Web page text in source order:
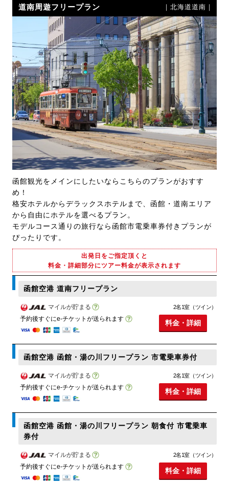
道南周遊フリープラン ｜北海道道南｜
函館観光をメインにしたいならこちらのプランがおすす
め！
格安ホテルからデラックスホテルまで、函館・道南エリア
から自由にホテルを選べるプラン。
モデルコース通りの旅行なら函館市電乗車券付きプランが
ぴったりです。
出発日をご指定頂くと
料金・詳細部分にツアー料金が表示されます
函館空港 道南フリープラン
マイルが貯まる
予約後すぐにe-チケットが送られます
2名1室（ツイン）
料金・詳細
函館空港 函館・湯の川フリープラン 市電乗車券付
マイルが貯まる
予約後すぐにe-チケットが送られます
2名1室（ツイン）
料金・詳細
函館空港 函館・湯の川フリープラン 朝食付 市電乗車
券付
マイルが貯まる
予約後すぐにe-チケットが送られます
2名1室（ツイン）
料金・詳細